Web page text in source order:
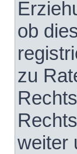
ob
zu
weiter